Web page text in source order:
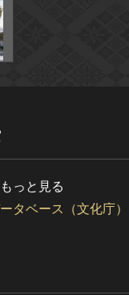
っと見る
タベース（文化庁）